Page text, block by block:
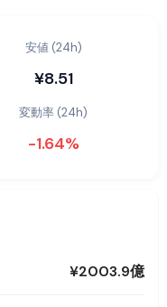
安値 (24h)
¥8.51
変動率 (24h)
-1.64%
¥2003.9億